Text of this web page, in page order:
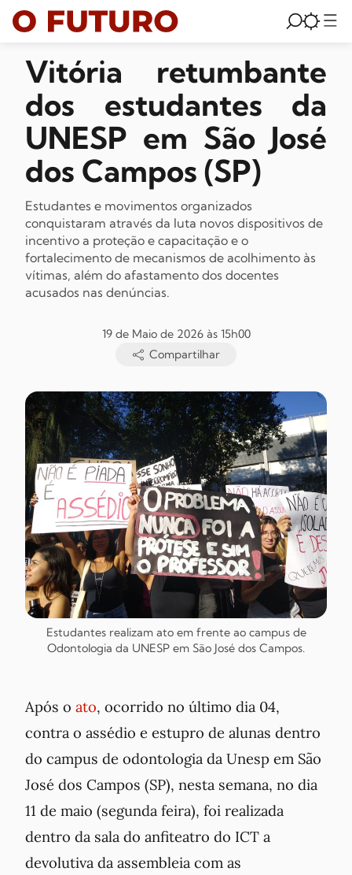
Vitória retumbante
dos estudantes da
UNESP em São José
dos Campos (SP)
Estudantes e movimentos organizados
conquistaram através da luta novos dispositivos de
incentivo a proteção e capacitação e o
fortalecimento de mecanismos de acolhimento às
vítimas, além do afastamento dos docentes
acusados nas denúncias.
19 de Maio de 2026 às 15h00
Compartilhar
Estudantes realizam ato em frente ao campus de
Odontologia da UNESP em São José dos Campos.
Após o ato, ocorrido no último dia 04,
contra o assédio e estupro de alunas dentro
do campus de odontologia da Unesp em São
José dos Campos (SP), nesta semana, no dia
11 de maio (segunda feira), foi realizada
dentro da sala do anfiteatro do ICT a
devolutiva da assembleia com as